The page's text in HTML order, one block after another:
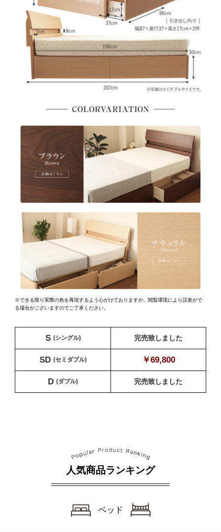
※できる限り実際の色を再現するよう心がけておりますが、 閲覧環境により誤差がで
る場合がございますのでご了承ください。
S (シングル) 完売致しました
SD (セミダブル) ￥69,800
D (ダブル) 完売致しました
人気商品ランキング
ベッド